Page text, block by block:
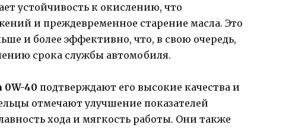
устойчивость к окислению, что
и преждевременное старение масла. Это
и более эффективно, что, в свою очередь,
срока службы автомобиля.
0W-40 подтверждают его высокие качества и
отмечают улучшение показателей
хода и мягкость работы. Они также